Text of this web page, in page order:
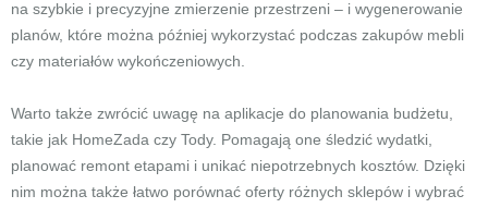
na szybkie i precyzyjne zmierzenie przestrzeni – i wygenerowanie
planów, które można później wykorzystać podczas zakupów mebli
czy materiałów wykończeniowych.
Warto także zwrócić uwagę na aplikacje do planowania budżetu,
takie jak HomeZada czy Tody. Pomagają one śledzić wydatki,
planować remont etapami i unikać niepotrzebnych kosztów. Dzięki
nim można także łatwo porównać oferty różnych sklepów i wybrać